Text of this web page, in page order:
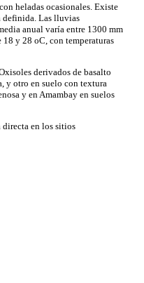
heladas ocasionales. Existe
definida. Las lluvias
anual varía entre 1300 mm
y 28 oC, con temperaturas
derivados de basalto
y otro en suelo con textura
y en Amambay en suelos
directa en los sitios